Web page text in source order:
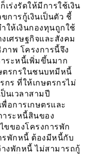
ร่งรัดให้มีการใช้เงิน
การกู้เงินเป็นตัว ชี้
ให้เงินกองทุนถูกใช้
เศรษฐกิจและสังคม
าพ โครงการนี้จึง
ระหนี้เพิ่มขึ้นมาก
ตรกรในชนบทมีหนี้
ร ที่ให้เกษตรกรไม่
นเวลาสามปี
อการเกษตรและ
าระหนี้สินของ
ขของโครงการพัก
รพักหนี้ ต้องมีหนี้กับ
างพักหนี้ ไม่สามารถกู้